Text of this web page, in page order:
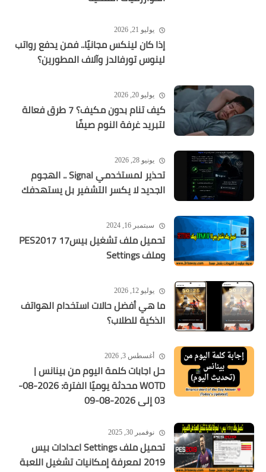
يوليو 21, 2026
إذا كان لينكس مجانيًا.. فمن يدفع رواتب
لينوس تورفالدز وآلاف المطورين؟
يوليو 20, 2026
كيف تنام بدون مكيف؟ 7 طرق فعالة
لتبريد غرفة النوم صيفًا
يونيو 28, 2026
تحذير لمستخدمي Signal .. الهجوم
الجديد لا يكسر التشفير بل يستهدفك
سبتمبر 16, 2024
تحميل ملف تشغيل بيس17 PES2017
وملف Settings
يوليو 12, 2026
ما هي أفضل حالات استخدام الهواتف
الذكية للطلاب؟
أغسطس 3, 2026
حل اجابات كلمة اليوم من بينانس |
WOTD محدثة يوميًا الفترة: 2026-08-
03 إلى 2026-08-09
نوفمبر 30, 2025
تحميل ملف Settings اعدادات بيس
2019 لمعرفة إمكانيات تشغيل اللعبة